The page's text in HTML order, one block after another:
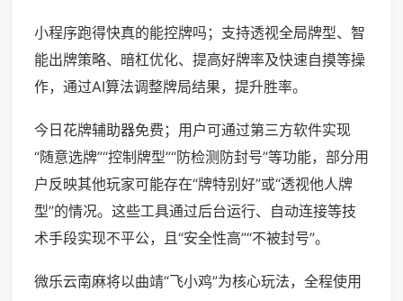
小程序跑得快真的能控牌吗；支持透视全局牌型、智
能出牌策略、暗杠优化、提高好牌率及快速自摸等操
作，通过AI算法调整牌局结果，提升胜率。
今日花牌辅助器免费；用户可通过第三方软件实现
“随意选牌”“控制牌型”“防检测防封号”等功能，部分用
户反映其他玩家可能存在“牌特别好”或“透视他人牌
型”的情况。这些工具通过后台运行、自动连接等技
术手段实现不平公，且“安全性高”“不被封号”。
微乐云南麻将以曲靖“飞小鸡”为核心玩法，全程使用